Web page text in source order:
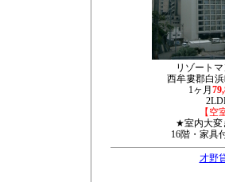
リゾート
西牟婁郡白
1ヶ月
【空
★室内大
16階・家具
才野